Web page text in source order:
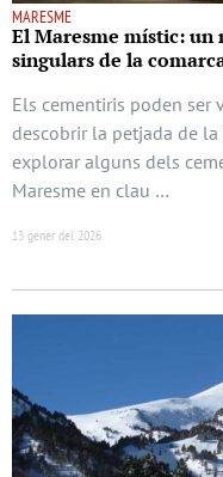
MARESME
El Maresme místic:
singulars de la
Els cementiris poden ser
descobrir la petjada de
explorar alguns dels
Maresme en clau …
13 gener del 2026